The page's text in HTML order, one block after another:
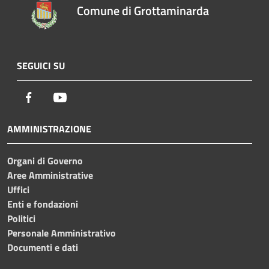
Comune di Grottaminarda
SEGUICI SU
Facebook
AMMINISTRAZIONE
Organi di Governo
Aree Amministrative
Uffici
Enti e fondazioni
Politici
Personale Amministrativo
Documenti e dati